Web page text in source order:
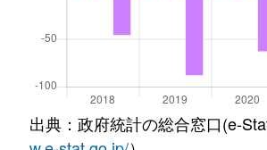
出典：政府統計の総合窓口(e-